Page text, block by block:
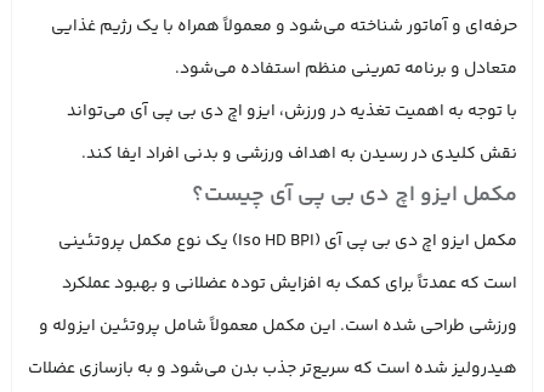
حرفه‌ای و آماتور شناخته می‌شود و معمولاً همراه با یک رژیم غذایی
متعادل و برنامه تمرینی منظم استفاده می‌شود.
با توجه به اهمیت تغذیه در ورزش، ایزو اچ دی بی پی آی می‌تواند
نقش کلیدی در رسیدن به اهداف ورزشی و بدنی افراد ایفا کند.
مکمل ایزو اچ دی بی پی آی چیست؟
مکمل ایزو اچ دی بی پی آی (Iso HD BPI) یک نوع مکمل پروتئینی
است که عمدتاً برای کمک به افزایش توده عضلانی و بهبود عملکرد
ورزشی طراحی شده است. این مکمل معمولاً شامل پروتئین ایزوله و
هیدرولیز شده است که سریع‌تر جذب بدن می‌شود و به بازسازی عضلات